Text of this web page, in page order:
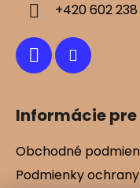
+420 602
Informácie pre
Obchodné
Podmienky